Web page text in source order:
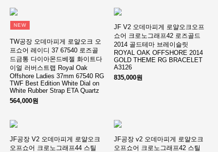
NEW
TW공장 오데마피게 로얄오크 오
프쇼어 레이디 37 67540 로즈골
드금통 다이아몬드베젤 화이트다
이얼 러버스트랩 Royal Oak
Offshore Ladies 37mm 67540 RG
TWF Best Edition White Dial on
White Rubber Strap ETA Quartz
564,000원
JF V2 오데마피게 로얄오크오프
쇼어 크로노그래프42 로즈골드
2014 골드테마 브레이슬릿
ROYAL OAK OFFSHORE 2014
GOLD THEME RG BRACELET
A3126
835,000원
JF공장 V2 오데마피게 로얄오크
오프쇼어 크로노그래프44 스틸
JF공장 v2 오데마피게 로얄오크
오프쇼어 크로노그래프42 스틸